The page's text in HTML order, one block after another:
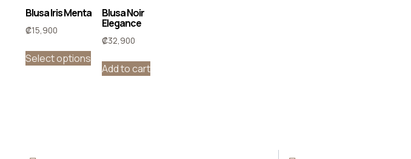
Blusa Iris Menta
₡15,900
Select options
Blusa Noir
Elegance
₡32,900
Add to cart